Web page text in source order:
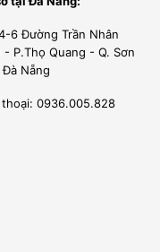
style=”position:
100%;”
6 Đường Trần Nhân
- P.Thọ Quang - Q. Sơn
Nẵng
0936.005.828